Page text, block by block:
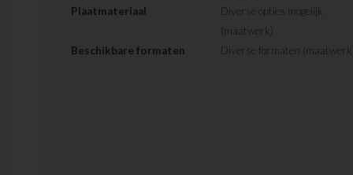
Plaatmateriaal
Diverse opties mogelijk
(maatwerk)
Beschikbare formaten
Diverse formaten